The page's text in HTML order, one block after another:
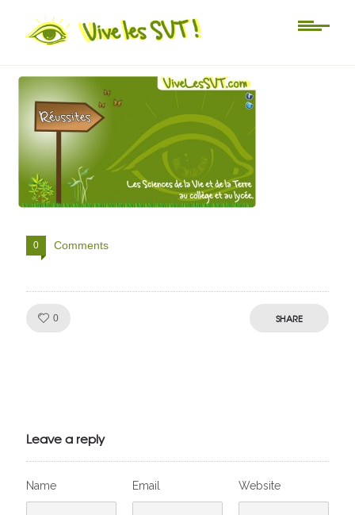
Non classé
vivelessvt1
0 Comments
0 SHARE
Leave a reply
Name Email Website